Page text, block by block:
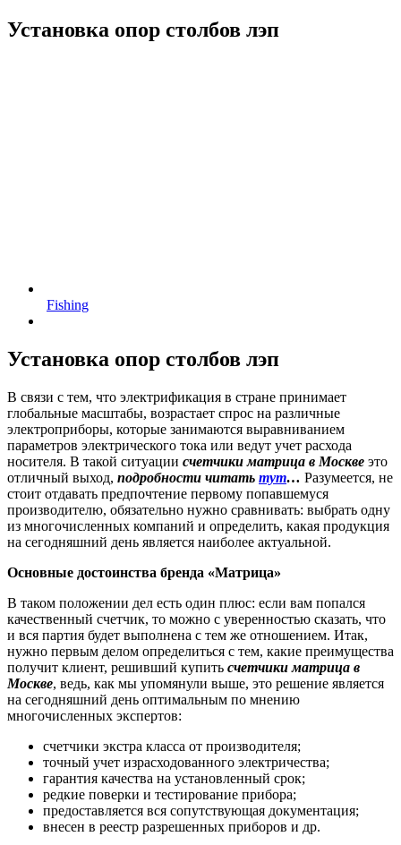
Установка опор столбов лэп
Fishing
Установка опор столбов лэп
В связи с тем, что электрификация в стране принимает
глобальные масштабы, возрастает спрос на различные
электроприборы, которые занимаются выравниванием
параметров электрического тока или ведут учет расхода
носителя. В такой ситуации счетчики матрица в Москве это
отличный выход, подробности читать тут… Разумеется, не
стоит отдавать предпочтение первому попавшемуся
производителю, обязательно нужно сравнивать: выбрать одну
из многочисленных компаний и определить, какая продукция
на сегодняшний день является наиболее актуальной.
Основные достоинства бренда «Матрица»
В таком положении дел есть один плюс: если вам попался
качественный счетчик, то можно с уверенностью сказать, что
и вся партия будет выполнена с тем же отношением. Итак,
нужно первым делом определиться с тем, какие преимущества
получит клиент, решивший купить счетчики матрица в
Москве, ведь, как мы упомянули выше, это решение является
на сегодняшний день оптимальным по мнению
многочисленных экспертов:
счетчики экстра класса от производителя;
точный учет израсходованного электричества;
гарантия качества на установленный срок;
редкие поверки и тестирование прибора;
предоставляется вся сопутствующая документация;
внесен в реестр разрешенных приборов и др.